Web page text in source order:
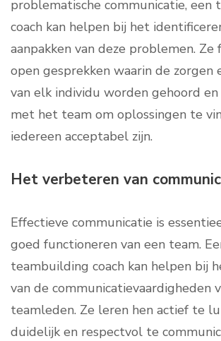
problematische communicatie, een
coach kan helpen bij het
aanpakken van deze problemen. Ze
open gesprekken waarin de zorgen
van elk individu worden gehoord
met het team om oplossingen te
iedereen acceptabel zijn.
Het verbeteren van
Effectieve communicatie is
goed functioneren van een team.
teambuilding coach kan helpen bij
van de communicatievaardigheden
teamleden. Ze leren hen actief te
duidelijk en respectvol te